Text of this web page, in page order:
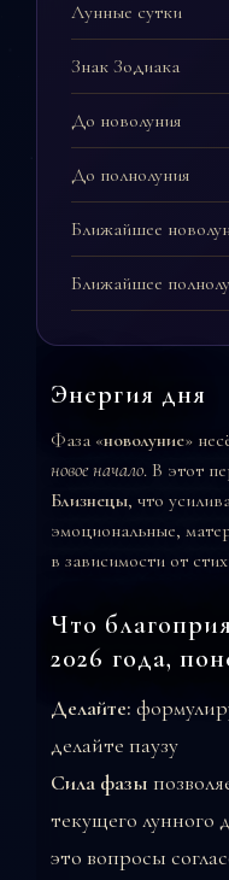
Лунные сутки
Знак Зодиака
До новолуния
До полнолуния
Ближайшее
Ближайшее
Энергия дня
Фаза «новолуние»
новое начало. В этот
Близнецы, что
эмоциональные,
в зависимости от
Что
2026 года,
Делайте:
делайте паузу
Сила фазы
текущего лунного
это вопросы